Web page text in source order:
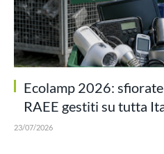
Ecolamp 2026:
RAEE gestiti su tutta
23/07/2026